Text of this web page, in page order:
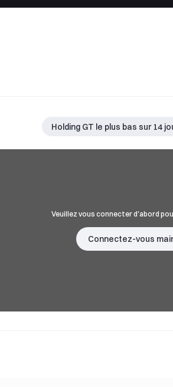
Holding GT le plus bas sur 14
Veuillez vous connecter d'abord
Connectez-vous